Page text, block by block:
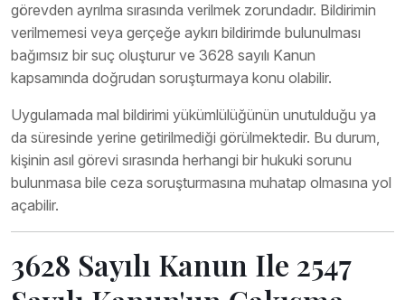
görevden ayrılma sırasında verilmek zorundadır. Bildirimin
verilmemesi veya gerçeğe aykırı bildirimde bulunulması
bağımsız bir suç oluşturur ve 3628 sayılı Kanun
kapsamında doğrudan soruşturmaya konu olabilir.
Uygulamada mal bildirimi yükümlülüğünün unutulduğu ya
da süresinde yerine getirilmediği görülmektedir. Bu durum,
kişinin asıl görevi sırasında herhangi bir hukuki sorunu
bulunmasa bile ceza soruşturmasına muhatap olmasına yol
açabilir.
3628 Sayılı Kanun Ile 2547